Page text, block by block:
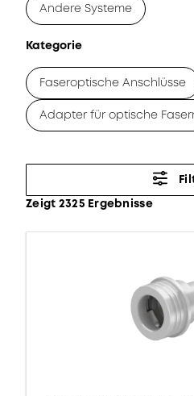
Andere Systeme
Kategorie
Faseroptische Anschlüsse
Adapter für optische
Zeigt 2325 Ergebnisse